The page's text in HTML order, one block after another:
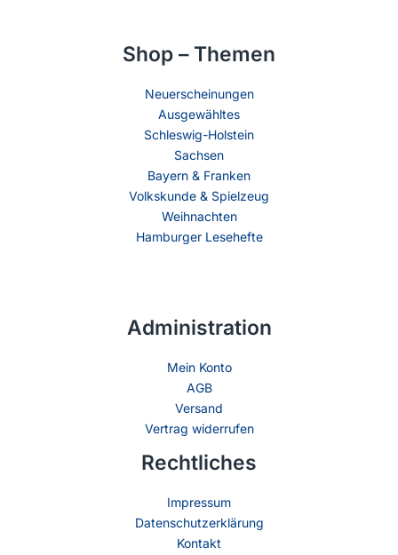
Shop – Themen
Neuerscheinungen
Ausgewähltes
Schleswig-Holstein
Sachsen
Bayern & Franken
Volkskunde & Spielzeug
Weihnachten
Hamburger Lesehefte
Administration
Mein Konto
AGB
Versand
Vertrag widerrufen
Rechtliches
Impressum
Datenschutzerklärung
Kontakt